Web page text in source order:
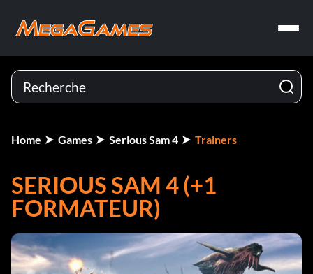
Home Games Serious Sam 4 Trainers
SERIOUS SAM 4 (+1
FORMATEUR)